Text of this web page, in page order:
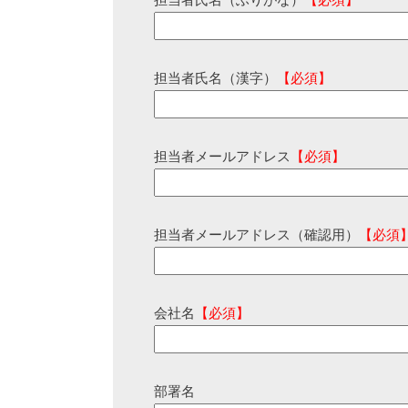
担当者氏名（漢字） 【必須】
担当者メールアドレス 【必須】
担当者メールアドレス（確認用） 【必須
会社名 【必須】
部署名